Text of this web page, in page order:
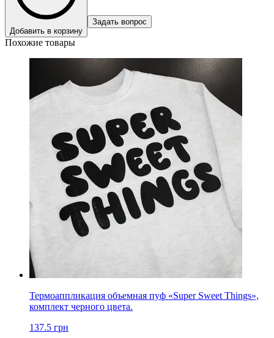
Добавить в корзину
Задать вопрос
Похожие товары
Термоаппликация объемная пуф «Super Sweet Things»,
комплект черного цвета.
137.5 грн